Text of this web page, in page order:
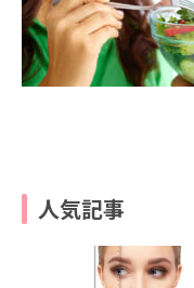
人気記事